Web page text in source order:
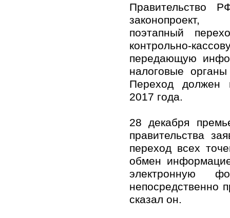
Правительство
законопроект,
поэтапный
контрольно-
передающую
налоговые
Переход должен
2017 года.
28 декабря
правительства
переход всех
обмен
электронную
непосредственно
сказал он.